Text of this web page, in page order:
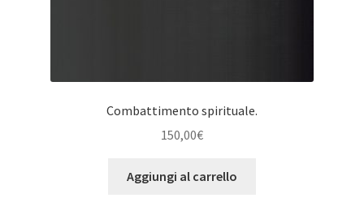
Combattimento spirituale.
150,00€
Aggiungi al carrello